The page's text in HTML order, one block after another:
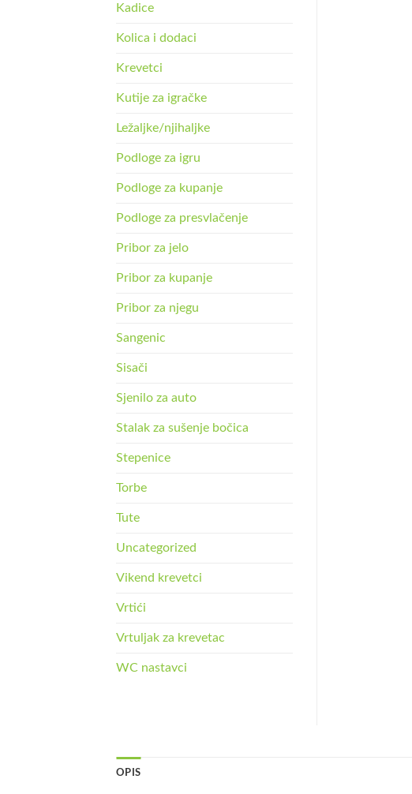
Kadice
Kolica i dodaci
Krevetci
Kutije za igračke
Ležaljke/njihaljke
Podloge za igru
Podloge za kupanje
Podloge za presvlačenje
Pribor za jelo
Pribor za kupanje
Pribor za njegu
Sangenic
Sisači
Sjenilo za auto
Stalak za sušenje bočica
Stepenice
Torbe
Tute
Uncategorized
Vikend krevetci
Vrtići
Vrtuljak za krevetac
WC nastavci
OPIS